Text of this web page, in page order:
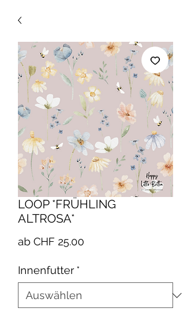
LOOP *FRÜHLING
ALTROSA*
ab CHF 25.00
Innenfutter *